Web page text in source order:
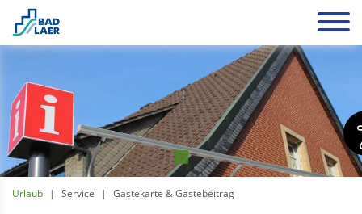
Urlaub Service Gästekarte & Gästebeitrag